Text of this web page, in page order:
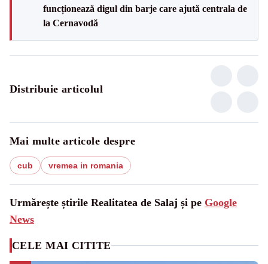
funcționează digul din barje care ajută centrala de
la Cernavodă
Distribuie articolul
Mai multe articole despre
cub vremea in romania
Urmărește știrile Realitatea de Salaj și pe Google
News
CELE MAI CITITE